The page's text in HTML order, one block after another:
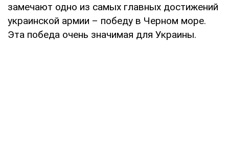
замечают одно из самых главных достижений
украинской армии – победу в Черном море.
Эта победа очень значимая для Украины.